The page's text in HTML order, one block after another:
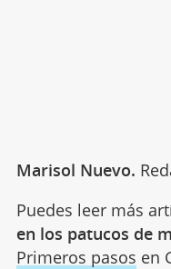
Marisol Nuevo.
Puedes leer más
en los patucos de
Primeros pasos en